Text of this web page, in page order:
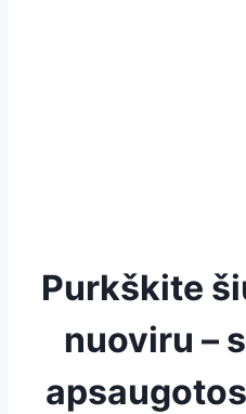
Purkškite
nuoviru –